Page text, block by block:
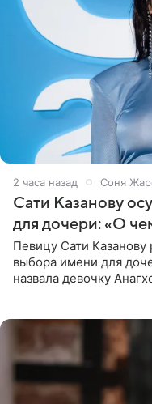
2 часа назад Соня
Сати Казанову
для дочери: «О
Певицу Сати Казанову
выбора имени для
назвала девочку